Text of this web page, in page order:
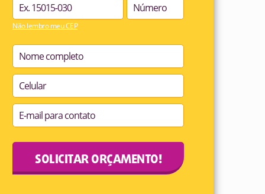
Não lembro meu CEP
SOLICITAR ORÇAMENTO!